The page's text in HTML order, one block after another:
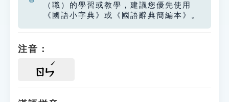
（職）的學習或教學，建議您優先使用
《國語小字典》或《國語辭典簡編本》。
注音：
ㄖㄣ